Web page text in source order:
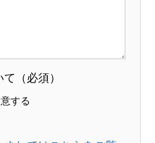
（必須）
する